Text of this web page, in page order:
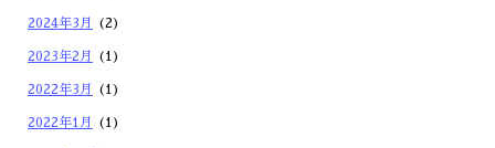
2024年3月 (2)
2023年2月 (1)
2022年3月 (1)
2022年1月 (1)